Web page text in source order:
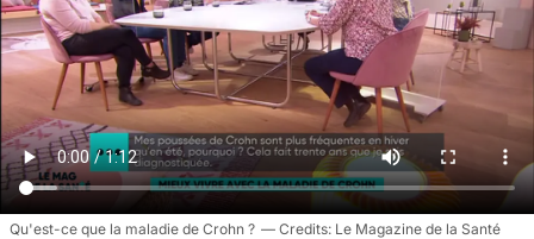
Qu'est-ce que la maladie de Crohn ? Le Magazine de la Santé